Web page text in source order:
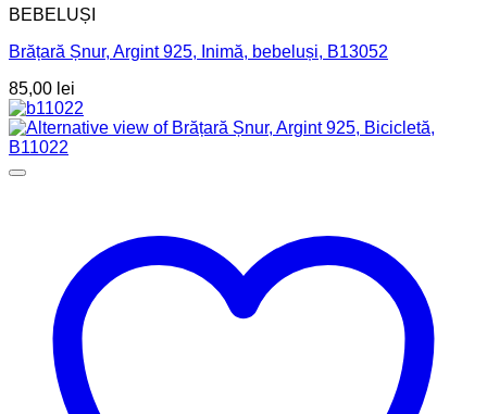
BEBELUȘI
Brățară Șnur, Argint 925, Inimă, bebeluși, B13052
85,00 lei